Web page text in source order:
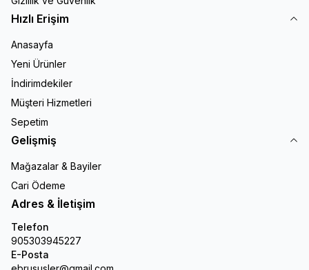
Hızlı Erişim
Anasayfa
Yeni Ürünler
İndirimdekiler
Müşteri Hizmetleri
Sepetim
Gelişmiş
Mağazalar & Bayiler
Cari Ödeme
Adres & İletişim
Telefon
905303945227
E-Posta